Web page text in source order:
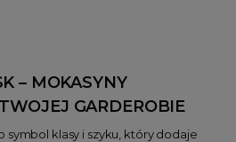
– MOKASYNY
GARDEROBIE
symbol klasy i szyku, który dodaje